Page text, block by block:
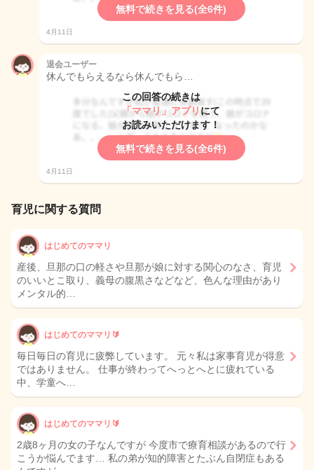
無料で続きを見る(全6件)
4月11日
退会ユーザー
休んでもらえるなら休んでもら…
この回答の続きは
「ママリ」アプリ にて
お読みいただけます！
無料で続きを見る(全6件)
4月11日
育児に関する質問
はじめてのママリ
産後、旦那の口の軽さや旦那が娘に対する関心のなさ、育児
のいいとこ取り、義母の腹黒さなどなど、色んな理由があり
メンタル的…
はじめてのママリ🔰
毎日毎日の育児に疲弊しています。 元々私は家事育児が得意
ではありません。 仕事が終わってへっとへとに疲れている
中、学童へ…
はじめてのママリ🔰
2歳8ヶ月の女の子なんですが 今度市で療育相談があるので行
こうか悩んでます… 私の弟が知的障害とたぶん自閉症もある